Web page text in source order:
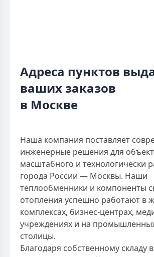
Адреса пунктов
ваших заказов
в Москве
Наша компания поставляет
инженерные решения для
масштабного и технологически
города России — Москвы. Наши
теплообменники и компоненты
отопления успешно работают в
комплексах, бизнес-центрах,
учреждениях и на
столицы.
Благодаря собственному складу